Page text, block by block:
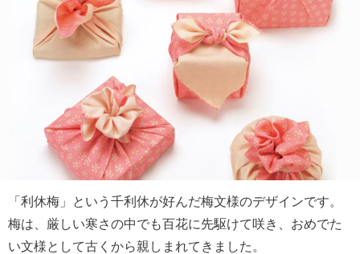
「利休梅」という千利休が好んだ梅文様のデザインです。
梅は、厳しい寒さの中でも百花に先駆けて咲き、おめでた
い文様として古くから親しまれてきました。